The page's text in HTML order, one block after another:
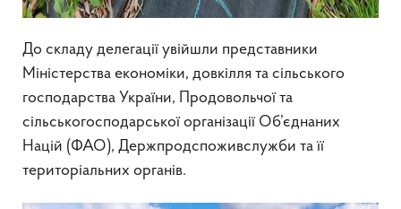
До складу делегації увійшли представники
Міністерства економіки, довкілля та сільського
господарства України, Продовольчої та
сільськогосподарської організації Об’єднаних
Націй (ФАО), Держпродспоживслужби та її
територіальних органів.